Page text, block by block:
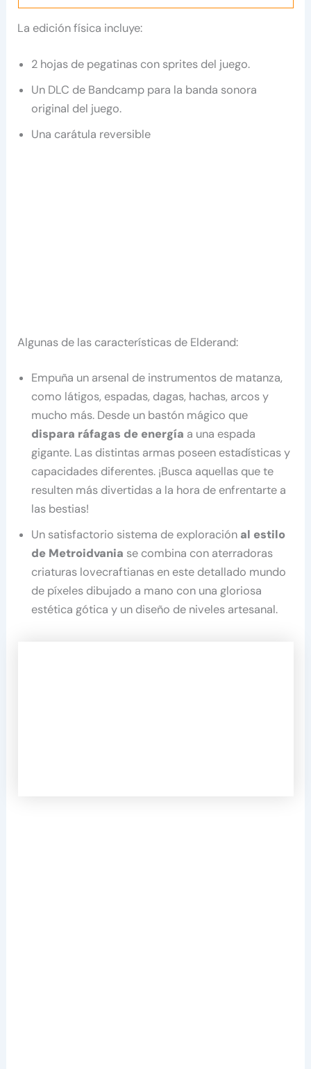
La edición física incluye:
2 hojas de pegatinas con sprites del juego.
Un DLC de Bandcamp para la banda sonora
original del juego.
Una carátula reversible
Algunas de las características de Elderand:
Empuña un arsenal de instrumentos de matanza,
como látigos, espadas, dagas, hachas, arcos y
mucho más. Desde un bastón mágico que
dispara ráfagas de energía a una espada
gigante. Las distintas armas poseen estadísticas y
capacidades diferentes. ¡Busca aquellas que te
resulten más divertidas a la hora de enfrentarte a
las bestias!
Un satisfactorio sistema de exploración al estilo
de Metroidvania se combina con aterradoras
criaturas lovecraftianas en este detallado mundo
de píxeles dibujado a mano con una gloriosa
estética gótica y un diseño de niveles artesanal.